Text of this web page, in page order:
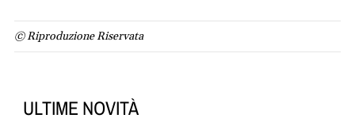
© Riproduzione Riservata
ULTIME NOVITÀ